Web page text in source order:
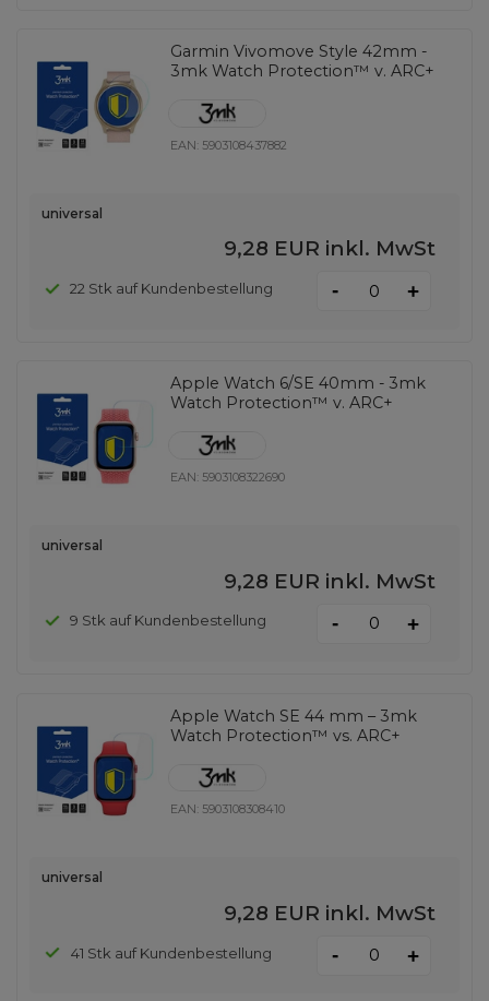
Garmin Vivomove Style 42mm -
3mk Watch Protection™ v. ARC+
EAN: 5903108437882
universal
9,28 EUR inkl. MwSt
22 Stk auf Kundenbestellung - +
Apple Watch 6/SE 40mm - 3mk
Watch Protection™ v. ARC+
EAN: 5903108322690
universal
9,28 EUR inkl. MwSt
9 Stk auf Kundenbestellung - +
Apple Watch SE 44 mm – 3mk
Watch Protection™ vs. ARC+
EAN: 5903108308410
universal
9,28 EUR inkl. MwSt
41 Stk auf Kundenbestellung - +